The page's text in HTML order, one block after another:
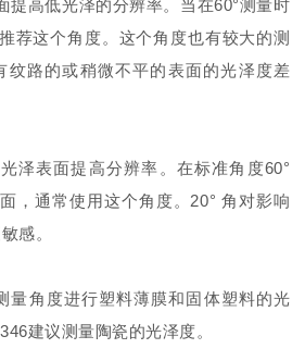
提高低光泽的分辨率。当在60°测量时
荐这个角度。这个角度也有较大的测
纹路的或稍微不平的表面的光泽度差
泽表面提高分辨率。在标准角度60°
，通常使用这个角度。20° 角对影响
感。
量角度进行塑料薄膜和固体塑料的光
建议测量陶瓷的光泽度。